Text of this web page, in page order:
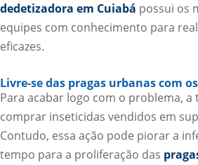
dedetizadora em Cuiabá possui os
equipes com conhecimento para
eficazes.
Livre-se das pragas urbanas com
Para acabar logo com o problema, a
comprar inseticidas vendidos em
Contudo, essa ação pode piorar a
tempo para a proliferação das